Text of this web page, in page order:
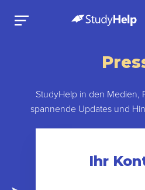
StudyHelp in den Medien,
spannende Updates und
Ihr